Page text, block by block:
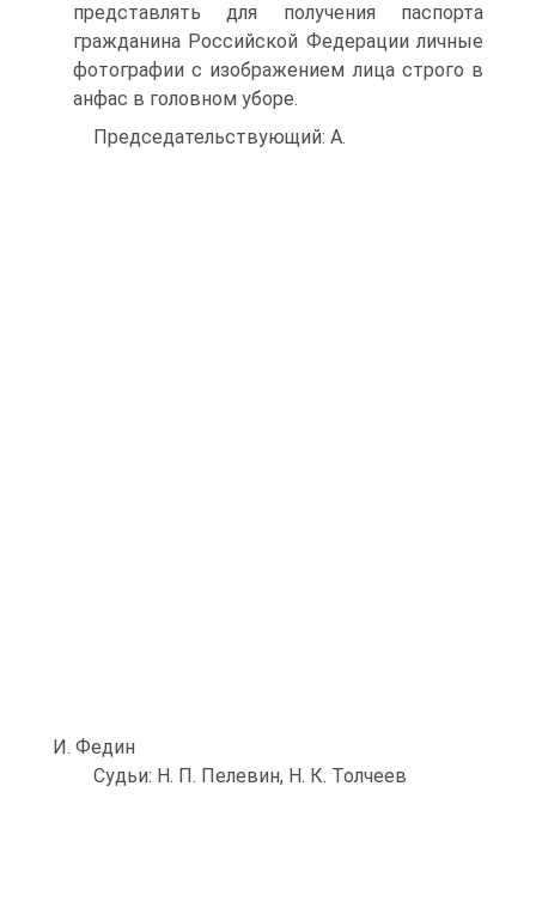
представлять для получения паспорта
гражданина Российской Федерации личные
фотографии с изображением лица строго в
анфас в головном уборе.
Председательствующий: А.
И. Федин
Судьи: Н. П. Пелевин, Н. К. Толчеев